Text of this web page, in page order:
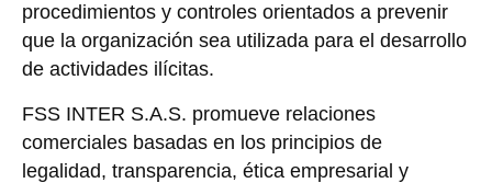
procedimientos y controles orientados a prevenir
que la organización sea utilizada para el desarrollo
de actividades ilícitas.
FSS INTER S.A.S. promueve relaciones
comerciales basadas en los principios de
legalidad, transparencia, ética empresarial y